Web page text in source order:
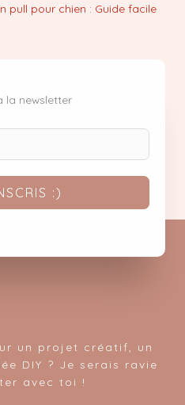
pull pour chien : Guide facile
la newsletter
:)
un projet créatif, un
DIY ? Je serais ravie
avec toi !